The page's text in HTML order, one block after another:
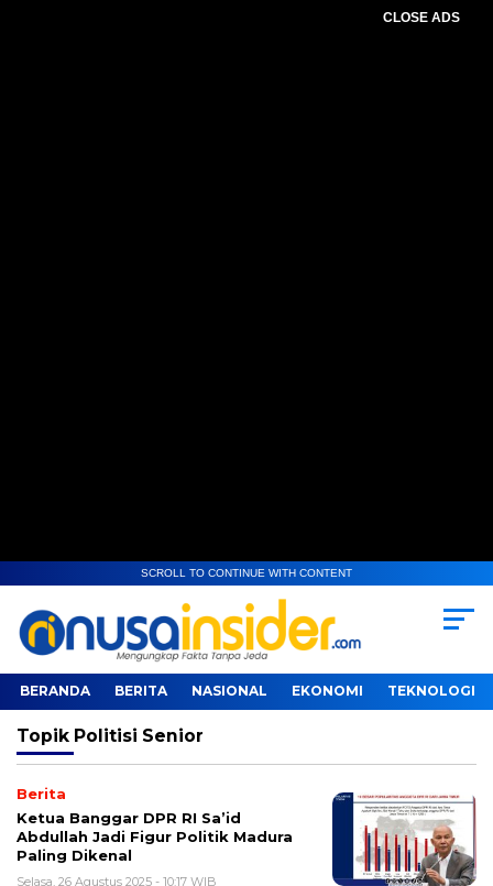
CLOSE ADS
SCROLL TO CONTINUE WITH CONTENT
BERANDA BERITA NASIONAL EKONOMI TEKNOLOGI
Topik Politisi Senior
Berita
Ketua Banggar DPR RI Sa’id
Abdullah Jadi Figur Politik Madura
Paling Dikenal
Selasa, 26 Agustus 2025 - 10:17 WIB